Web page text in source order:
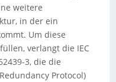
weitere
in der ein
Um diese
verlangt die IEC
3, die die
Protocol)